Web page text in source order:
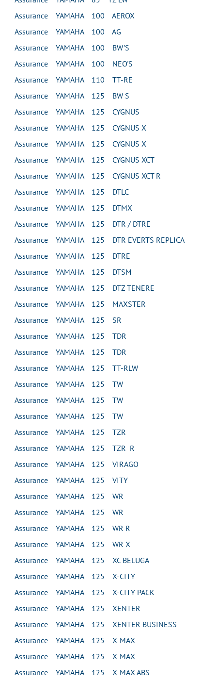
Assurance YAMAHA 100 AEROX
Assurance YAMAHA 100 AG
Assurance YAMAHA 100 BW'S
Assurance YAMAHA 100 NEO'S
Assurance YAMAHA 110 TT-RE
Assurance YAMAHA 125 BW S
Assurance YAMAHA 125 CYGNUS
Assurance YAMAHA 125 CYGNUS X
Assurance YAMAHA 125 CYGNUS X
Assurance YAMAHA 125 CYGNUS XCT
Assurance YAMAHA 125 CYGNUS XCT R
Assurance YAMAHA 125 DTLC
Assurance YAMAHA 125 DTMX
Assurance YAMAHA 125 DTR / DTRE
Assurance YAMAHA 125 DTR EVERTS REPLICA
Assurance YAMAHA 125 DTRE
Assurance YAMAHA 125 DTSM
Assurance YAMAHA 125 DTZ TENERE
Assurance YAMAHA 125 MAXSTER
Assurance YAMAHA 125 SR
Assurance YAMAHA 125 TDR
Assurance YAMAHA 125 TDR
Assurance YAMAHA 125 TT-RLW
Assurance YAMAHA 125 TW
Assurance YAMAHA 125 TW
Assurance YAMAHA 125 TW
Assurance YAMAHA 125 TZR
Assurance YAMAHA 125 TZR R
Assurance YAMAHA 125 VIRAGO
Assurance YAMAHA 125 VITY
Assurance YAMAHA 125 WR
Assurance YAMAHA 125 WR
Assurance YAMAHA 125 WR R
Assurance YAMAHA 125 WR X
Assurance YAMAHA 125 XC BELUGA
Assurance YAMAHA 125 X-CITY
Assurance YAMAHA 125 X-CITY PACK
Assurance YAMAHA 125 XENTER
Assurance YAMAHA 125 XENTER BUSINESS
Assurance YAMAHA 125 X-MAX
Assurance YAMAHA 125 X-MAX
Assurance YAMAHA 125 X-MAX ABS